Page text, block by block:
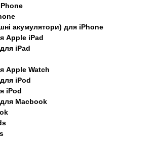
акумулятори) для iPhone
Apple iPad
iPad
Apple Watch
iPod
iPod
для Macbook